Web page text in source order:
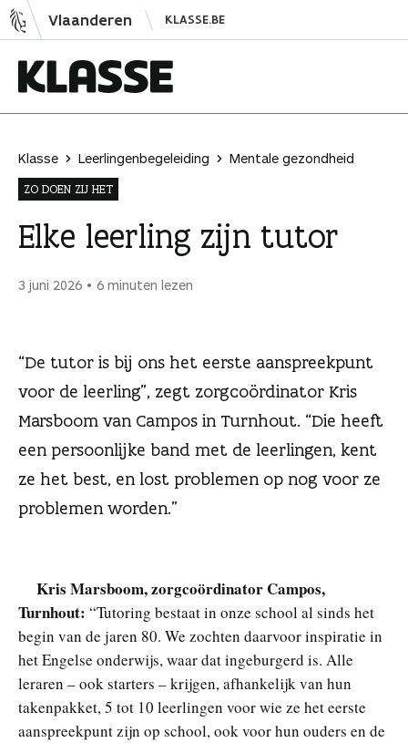
N
a
Vlaanderen KLASSE.BE
a
s
s
e
Klasse Leerlingenbegeleiding
Mentale gezondheid
ZO DOEN ZIJ HET
Elke leerling zijn tutor
3 juni 2026 6 minuten lezen
“De tutor is bij ons het eerste aanspreekpunt
voor de leerling”, zegt zorgcoördinator Kris
Marsboom van Campos in Turnhout. “Die heeft
een persoonlijke band met de leerlingen, kent
ze het best, en lost problemen op nog voor ze
problemen worden.”
Kris Marsboom, zorgcoördinator Campos,
Turnhout: “Tutoring bestaat in onze school al sinds het
begin van de jaren 80. We zochten daarvoor inspiratie in
het Engelse onderwijs, waar dat ingeburgerd is. Alle
leraren – ook starters – krijgen, afhankelijk van hun
takenpakket, 5 tot 10 leerlingen voor wie ze het eerste
aanspreekpunt zijn op school, ook voor hun ouders en de